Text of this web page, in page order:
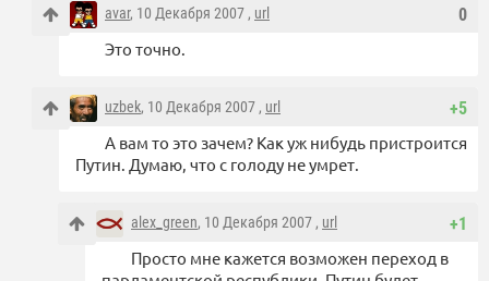
0
avar, 10 Декабря 2007 , url
Это точно.
+5
uzbek, 10 Декабря 2007 , url
А вам то это зачем? Как уж нибудь пристроится
Путин. Думаю, что с голоду не умрет.
+1
alex_green, 10 Декабря 2007 , url
Просто мне кажется возможен переход в